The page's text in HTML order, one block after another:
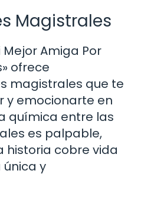
Magistrales
Mejor Amiga Por
ofrece
magistrales que te
y emocionarte en
química entre las
es palpable,
historia cobre vida
y